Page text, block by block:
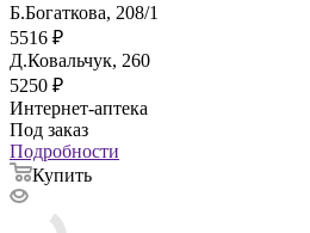
Б.Богаткова, 208/1
5516 ₽
Д.Ковальчук, 260
5250 ₽
Интернет-аптека
Под заказ
Подробности
Купить